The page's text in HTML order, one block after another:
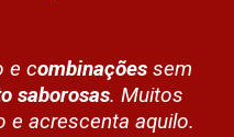
e combinaçõessem
saborosas. Muitos
e acrescenta aquilo.